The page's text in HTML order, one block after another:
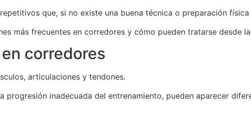
que, si no existe una buena técnica o preparación
más frecuentes en corredores y cómo pueden tratarse desde la
corredores
articulaciones y tendones.
progresión inadecuada del entrenamiento, pueden aparecer